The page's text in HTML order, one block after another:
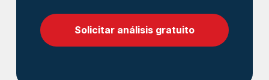
Solicitar análisis gratuito